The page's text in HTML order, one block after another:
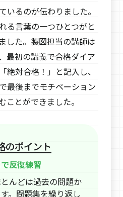
いるのが伝わりました。
る言葉の一つひとつがと
した。製図担当の講師は
最初の講義で合格ダイア
絶対合格！」と記入し、
最後までモチベーション
ことができました。
のポイント
反復練習
んどは過去の問題か
。問題集を繰り返し